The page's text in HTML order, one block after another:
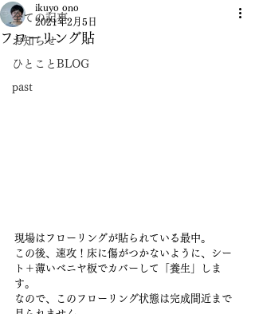
全ての記事
お知らせ
ひとことBLOG
past
フローリング貼
ikuyo ono
2021年2月5日
現場はフローリングが貼られている最中。
この後、速攻！床に傷がつかないように、シー
ト＋薄いベニヤ板でカバーして「養生」しま
す。
なので、このフローリング状態は完成間近まで